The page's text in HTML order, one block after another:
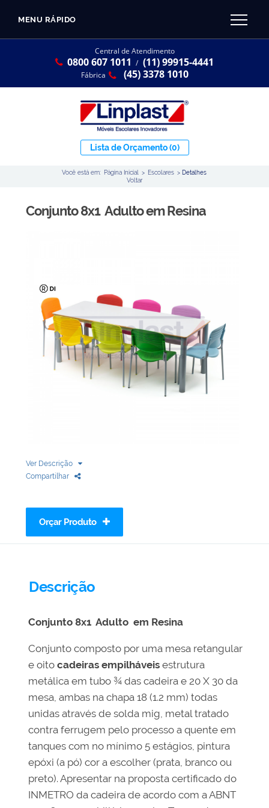
MENU RÁPIDO
Central de Atendimento
0800 607 1011 / (11) 99915-4441
Fábrica (45) 3378 1010
Lista de Orçamento(0)
Você está em: Página Inicial > Escolares >Detalhes
Voltar
Conjunto 8x1 Adulto em Resina
Ver Descrição
Compartilhar
Orçar Produto
Descrição
Conjunto 8x1 Adulto em Resina
Conjunto composto por uma mesa retangular
e oitocadeiras empilháveis estrutura
metálica em tubo ¾ das cadeira e 20 X 30 da
mesa, ambas na chapa 18 (1.2 mm) todas
unidas através de solda mig, metal tratado
contra ferrugem pelo processo a quente em
tanques com no mínimo 5 estágios, pintura
epóxi (a pó) cor a escolher (prata, branco ou
preto). Apresentar na proposta certificado do
INMETRO da cadeira de acordo com a ABNT
Linha Resina Plástica
Ambiente Maker
Biblioteca
Armários em Aço
Longarinas
Quadro Branco
Linha Wood Prime
CATÁLOGO LINPLAST 2025
SOBRE A EMPRESA